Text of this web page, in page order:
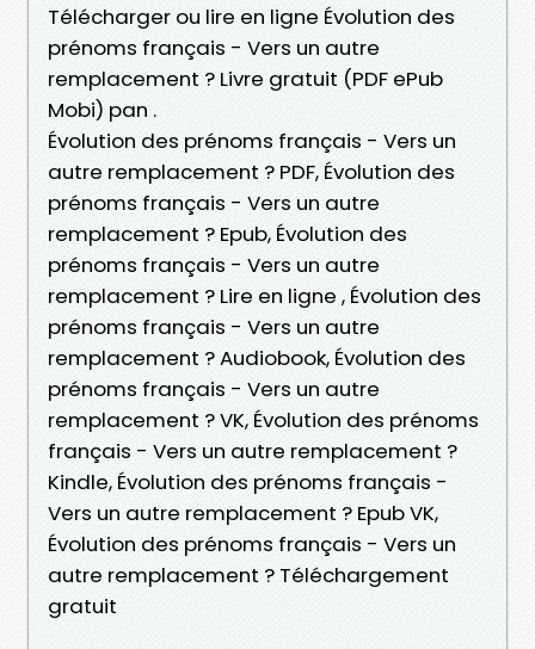
Télécharger ou lire en ligne Évolution des
prénoms français - Vers un autre
remplacement ? Livre gratuit (PDF ePub
Mobi) pan .
Évolution des prénoms français - Vers un
autre remplacement ? PDF, Évolution des
prénoms français - Vers un autre
remplacement ? Epub, Évolution des
prénoms français - Vers un autre
remplacement ? Lire en ligne , Évolution des
prénoms français - Vers un autre
remplacement ? Audiobook, Évolution des
prénoms français - Vers un autre
remplacement ? VK, Évolution des prénoms
français - Vers un autre remplacement ?
Kindle, Évolution des prénoms français -
Vers un autre remplacement ? Epub VK,
Évolution des prénoms français - Vers un
autre remplacement ? Téléchargement
gratuit